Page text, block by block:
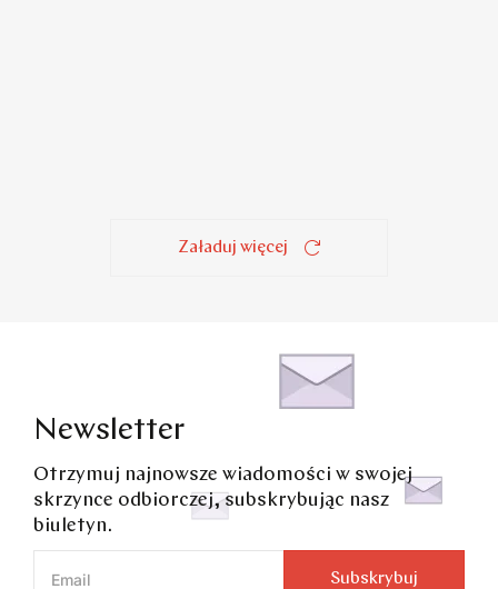
Załaduj więcej
Newsletter
Otrzymuj najnowsze wiadomości w swojej
skrzynce odbiorczej, subskrybując nasz
biuletyn.
Subskrybuj